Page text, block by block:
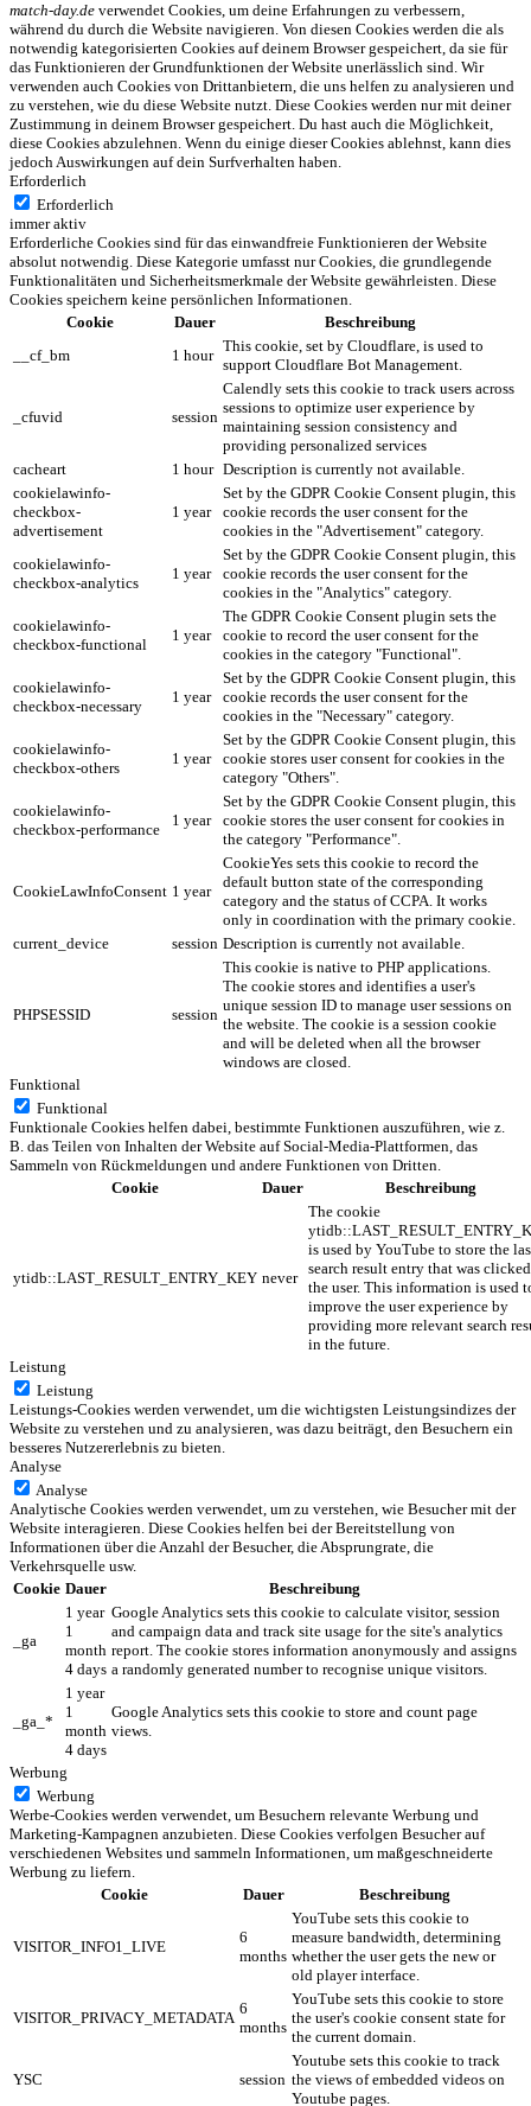
match-day.de verwendet Cookies, um deine Erfahrungen zu verbessern,
während du durch die Website navigieren. Von diesen Cookies werden die als
notwendig kategorisierten Cookies auf deinem Browser gespeichert, da sie für
das Funktionieren der Grundfunktionen der Website unerlässlich sind. Wir
verwenden auch Cookies von Drittanbietern, die uns helfen zu analysieren und
zu verstehen, wie du diese Website nutzt. Diese Cookies werden nur mit deiner
Zustimmung in deinem Browser gespeichert. Du hast auch die Möglichkeit,
diese Cookies abzulehnen. Wenn du einige dieser Cookies ablehnst, kann dies
jedoch Auswirkungen auf dein Surfverhalten haben.
Erforderlich
Erforderlich
immer aktiv
Erforderliche Cookies sind für das einwandfreie Funktionieren der Website
absolut notwendig. Diese Kategorie umfasst nur Cookies, die grundlegende
Funktionalitäten und Sicherheitsmerkmale der Website gewährleisten. Diese
Cookies speichern keine persönlichen Informationen.
Cookie
Dauer
Beschreibung
__cf_bm
1 hour
This cookie, set by Cloudflare, is used to
support Cloudflare Bot Management.
_cfuvid session
Calendly sets this cookie to track users across
sessions to optimize user experience by
maintaining session consistency and
providing personalized services
cacheart
1 hour Description is currently not available.
cookielawinfo-
checkbox-
advertisement
1 year
Set by the GDPR Cookie Consent plugin, this
cookie records the user consent for the
cookies in the "Advertisement" category.
cookielawinfo-
checkbox-analytics
1 year
Set by the GDPR Cookie Consent plugin, this
cookie records the user consent for the
cookies in the "Analytics" category.
cookielawinfo-
checkbox-functional
1 year
The GDPR Cookie Consent plugin sets the
cookie to record the user consent for the
cookies in the category "Functional".
cookielawinfo-
checkbox-necessary
1 year
Set by the GDPR Cookie Consent plugin, this
cookie records the user consent for the
cookies in the "Necessary" category.
cookielawinfo-
checkbox-others
1 year
Set by the GDPR Cookie Consent plugin, this
cookie stores user consent for cookies in the
category "Others".
cookielawinfo-
checkbox-performance
1 year
Set by the GDPR Cookie Consent plugin, this
cookie stores the user consent for cookies in
the category "Performance".
CookieLawInfoConsent 1 year
CookieYes sets this cookie to record the
default button state of the corresponding
category and the status of CCPA. It works
only in coordination with the primary cookie.
current_device
session Description is currently not available.
PHPSESSID session
This cookie is native to PHP applications.
The cookie stores and identifies a user's
unique session ID to manage user sessions on
the website. The cookie is a session cookie
and will be deleted when all the browser
windows are closed.
Funktional
Funktional
Funktionale Cookies helfen dabei, bestimmte Funktionen auszuführen, wie z.
B. das Teilen von Inhalten der Website auf Social-Media-Plattformen, das
Sammeln von Rückmeldungen und andere Funktionen von Dritten.
Cookie
Dauer Beschreibung
ytidb::LAST_RESULT_ENTRY_KEY never
The cookie
is used by YouTube to store the
search result entry that was
the user. This information is used
improve the user experience by
providing more relevant search
in the future.
Leistung
Leistung
Leistungs-Cookies werden verwendet, um die wichtigsten Leistungsindizes der
Website zu verstehen und zu analysieren, was dazu beiträgt, den Besuchern ein
besseres Nutzererlebnis zu bieten.
Analyse
Analyse
Analytische Cookies werden verwendet, um zu verstehen, wie Besucher mit der
Website interagieren. Diese Cookies helfen bei der Bereitstellung von
Informationen über die Anzahl der Besucher, die Absprungrate, die
Verkehrsquelle usw.
Cookie Dauer Beschreibung
_ga
1 year
1
month
4 days
Google Analytics sets this cookie to calculate visitor, session
and campaign data and track site usage for the site's analytics
report. The cookie stores information anonymously and assigns
a randomly generated number to recognise unique visitors.
_ga_*
1 year
1
month
4 days
Google Analytics sets this cookie to store and count page
views.
Werbung
Werbung
Werbe-Cookies werden verwendet, um Besuchern relevante Werbung und
Marketing-Kampagnen anzubieten. Diese Cookies verfolgen Besucher auf
verschiedenen Websites und sammeln Informationen, um maßgeschneiderte
Werbung zu liefern.
Cookie
Dauer Beschreibung
VISITOR_INFO1_LIVE
6
months
YouTube sets this cookie to
measure bandwidth, determining
whether the user gets the new or
old player interface.
VISITOR_PRIVACY_METADATA
6
months
YouTube sets this cookie to store
the user's cookie consent state for
the current domain.
YSC session
Youtube sets this cookie to track
the views of embedded videos on
Youtube pages.